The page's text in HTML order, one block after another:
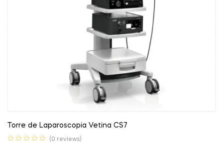
Torre de Laparoscopia Vetina CS7
(0 reviews)